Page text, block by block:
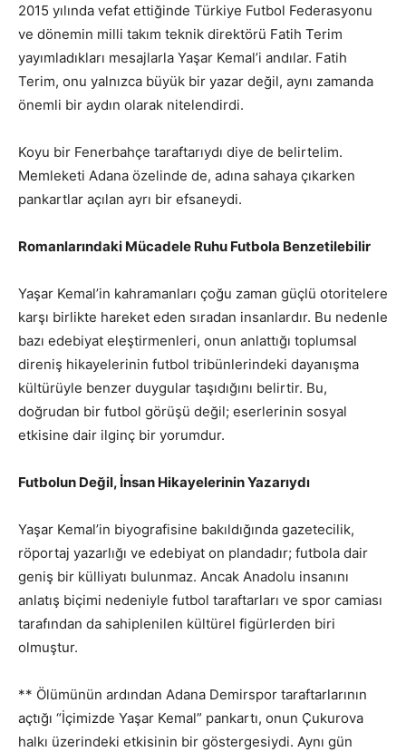
2015 yılında vefat ettiğinde Türkiye Futbol Federasyonu
ve dönemin milli takım teknik direktörü Fatih Terim
yayımladıkları mesajlarla Yaşar Kemal’i andılar. Fatih
Terim, onu yalnızca büyük bir yazar değil, aynı zamanda
önemli bir aydın olarak nitelendirdi.
Koyu bir Fenerbahçe taraftarıydı diye de belirtelim.
Memleketi Adana özelinde de, adına sahaya çıkarken
pankartlar açılan ayrı bir efsaneydi.
Romanlarındaki Mücadele Ruhu Futbola Benzetilebilir
Yaşar Kemal’in kahramanları çoğu zaman güçlü otoritelere
karşı birlikte hareket eden sıradan insanlardır. Bu nedenle
bazı edebiyat eleştirmenleri, onun anlattığı toplumsal
direniş hikayelerinin futbol tribünlerindeki dayanışma
kültürüyle benzer duygular taşıdığını belirtir. Bu,
doğrudan bir futbol görüşü değil; eserlerinin sosyal
etkisine dair ilginç bir yorumdur.
Futbolun Değil, İnsan Hikayelerinin Yazarıydı
Yaşar Kemal’in biyografisine bakıldığında gazetecilik,
röportaj yazarlığı ve edebiyat on plandadır; futbola dair
geniş bir külliyatı bulunmaz. Ancak Anadolu insanını
anlatış biçimi nedeniyle futbol taraftarları ve spor camiası
tarafından da sahiplenilen kültürel figürlerden biri
olmuştur.
** Ölümünün ardından Adana Demirspor taraftarlarının
açtığı “İçimizde Yaşar Kemal” pankartı, onun Çukurova
halkı üzerindeki etkisinin bir göstergesiydi. Aynı gün